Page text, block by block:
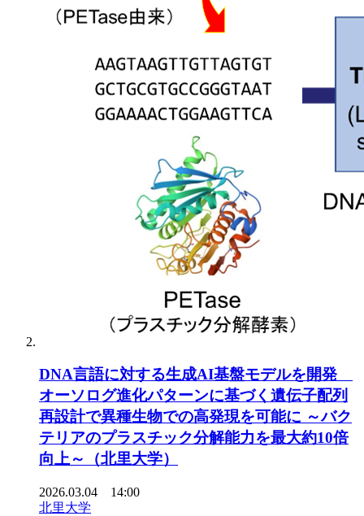
DNA言語に対する生成AI基盤モデルを開発
オーソログ進化パターンに基づく遺伝子配列
再設計で異種生物での高発現を可能に ～バク
テリアのプラスチック分解能力を最大約10倍
向上～（北里大学）
2026.03.04 14:00
北里大学